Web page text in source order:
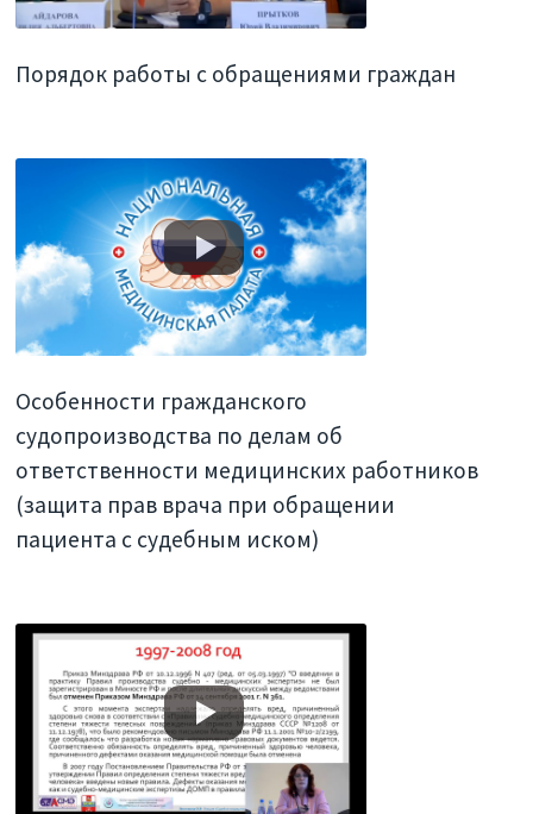
Порядок работы с обращениями граждан
Особенности гражданского
судопроизводства по делам об
ответственности медицинских работников
(защита прав врача при обращении
пациента с судебным иском)